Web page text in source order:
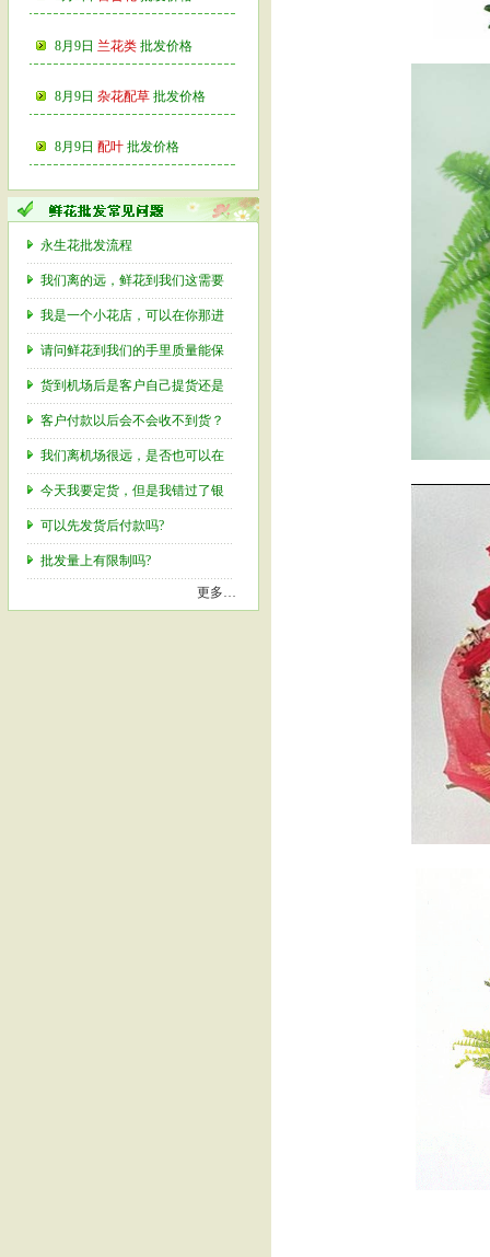
8月9日 兰花类 批发价格
8月9日 杂花配草 批发价格
8月9日 配叶 批发价格
永生花批发流程
我们离的远，鲜花到我们这需要
我是一个小花店，可以在你那进
请问鲜花到我们的手里质量能保
货到机场后是客户自己提货还是
客户付款以后会不会收不到货？
我们离机场很远，是否也可以在
今天我要定货，但是我错过了银
可以先发货后付款吗?
批发量上有限制吗?
更多…